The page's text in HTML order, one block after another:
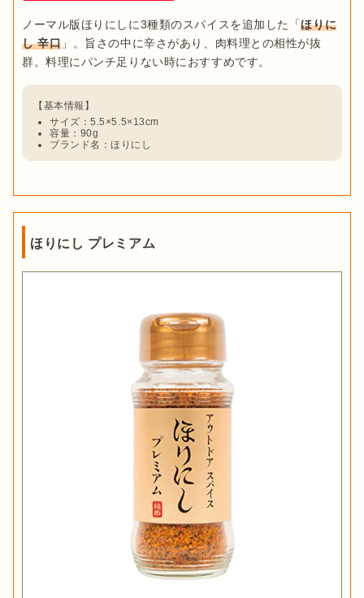
ノーマル版ほりにしに3種類のスパイスを追加した「ほりに
し 辛口 」。旨さの中に辛さがあり、肉料理との相性が抜
サイズ：5.5×5.5×13cm
容量：90g
ブランド名：ほりにし
ほりにし プレミアム